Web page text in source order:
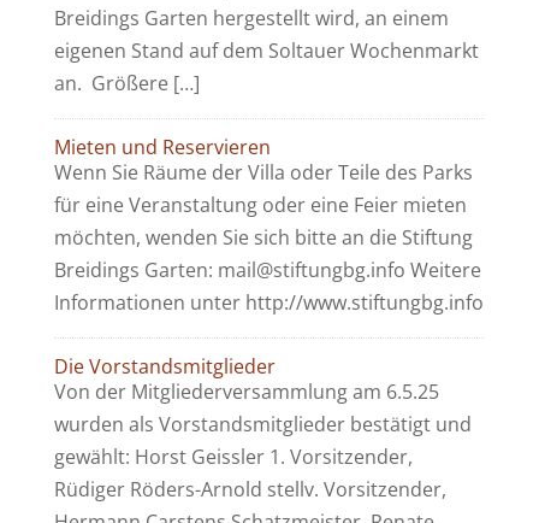
Breidings Garten hergestellt wird, an einem
eigenen Stand auf dem Soltauer Wochenmarkt
an. Größere […]
Mieten und Reservieren
Wenn Sie Räume der Villa oder Teile des Parks
für eine Veranstaltung oder eine Feier mieten
möchten, wenden Sie sich bitte an die Stiftung
Breidings Garten: mail@stiftungbg.info Weitere
Informationen unter http://www.stiftungbg.info
Die Vorstandsmitglieder
Von der Mitgliederversammlung am 6.5.25
wurden als Vorstandsmitglieder bestätigt und
gewählt: Horst Geissler 1. Vorsitzender,
Rüdiger Röders-Arnold stellv. Vorsitzender,